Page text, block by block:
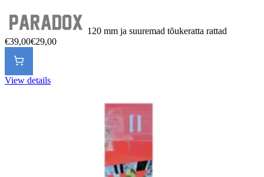
120 mm ja suuremad tõukeratta rattad
€39,00€29,00
View details